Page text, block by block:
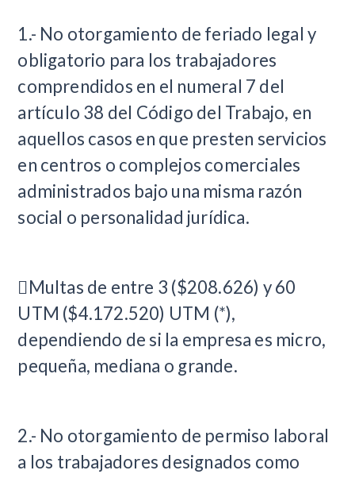
1.- No otorgamiento de feriado legal y
obligatorio para los trabajadores
comprendidos en el numeral 7 del
artículo 38 del Código del Trabajo, en
aquellos casos en que presten servicios
en centros o complejos comerciales
administrados bajo una misma razón
social o personalidad jurídica.
Multas de entre 3 ($208.626) y 60
UTM ($4.172.520) UTM (*),
dependiendo de si la empresa es micro,
pequeña, mediana o grande.
2.- No otorgamiento de permiso laboral
a los trabajadores designados como